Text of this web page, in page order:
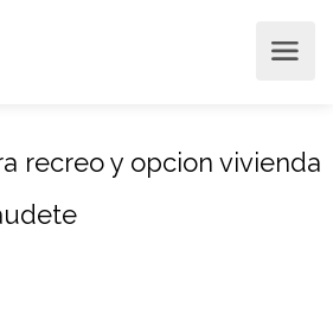
recreo y opcion vivienda